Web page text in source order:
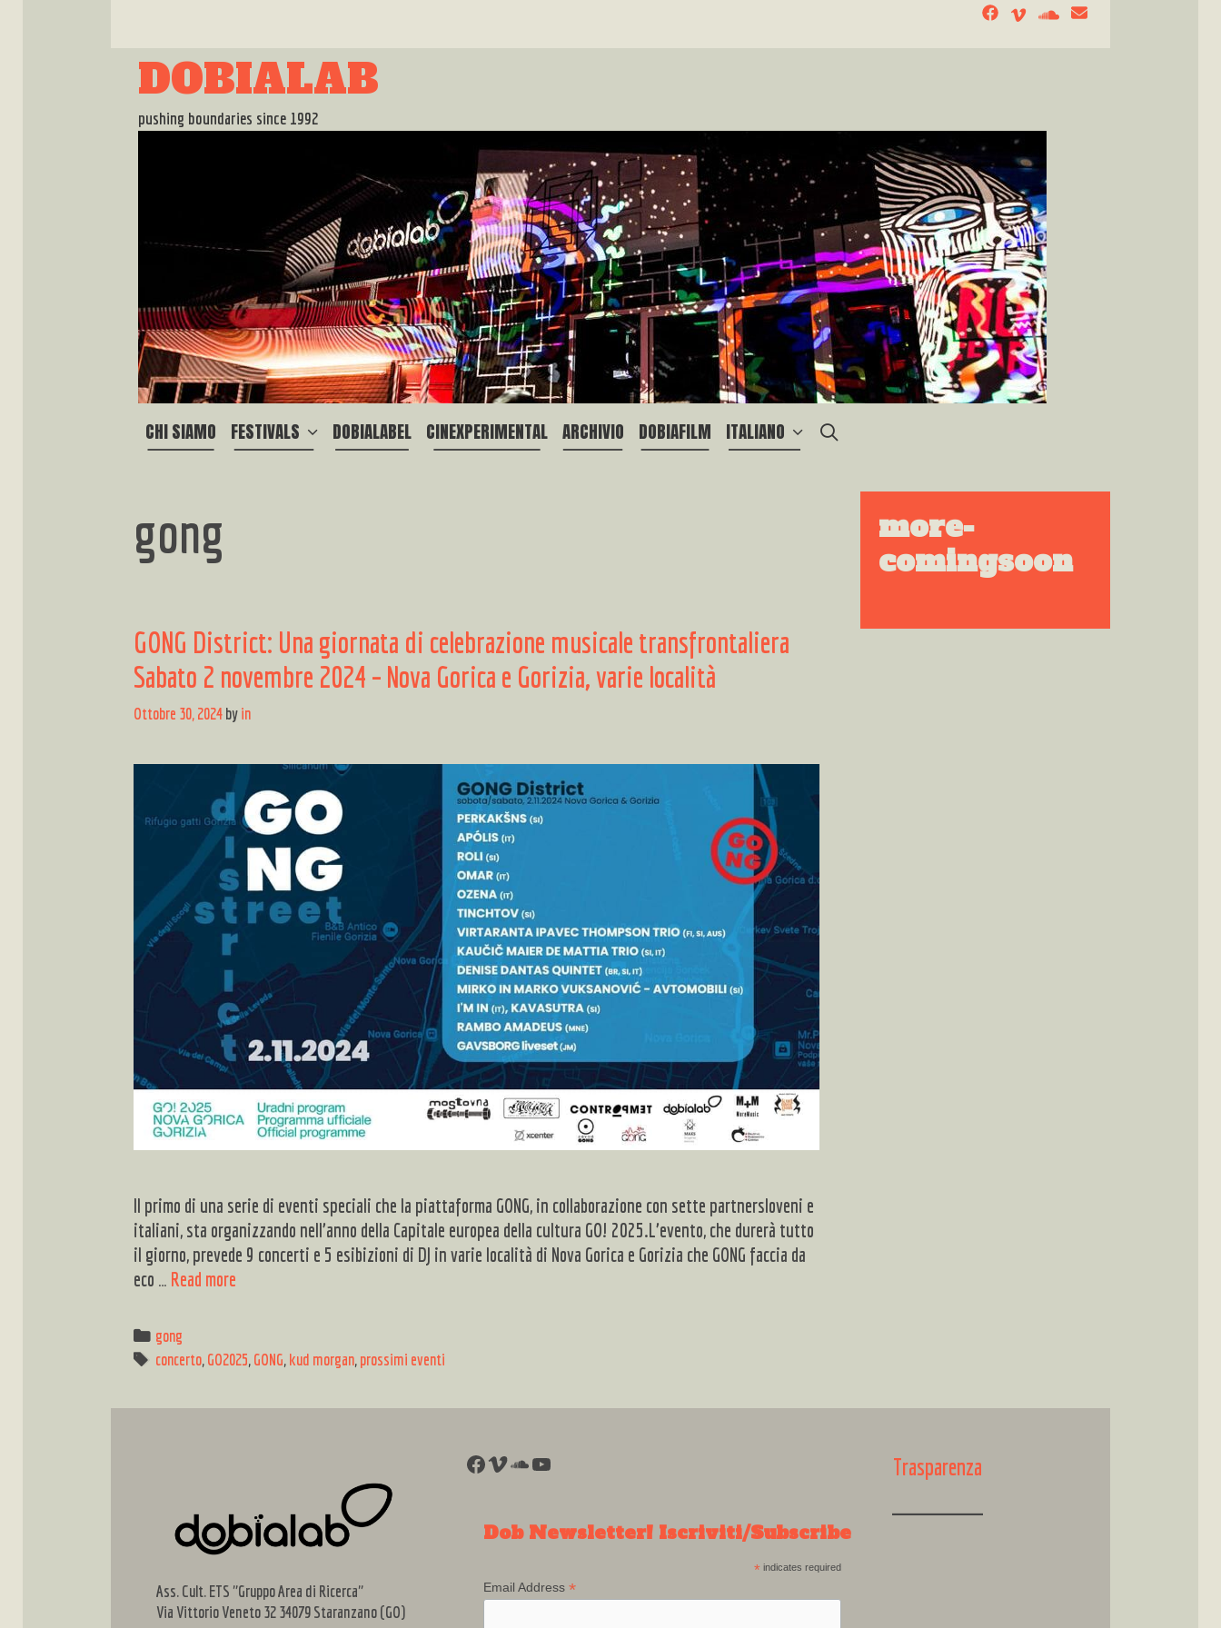
DOBIALAB
pushing boundaries since 1992
CHI SIAMO FESTIVALS DOBIALABEL CINEXPERIMENTAL ARCHIVIO DOBIAFILM ITALIANO
gong
GONG District: Una giornata di celebrazione musicale transfrontaliera
Sabato 2 novembre 2024 – Nova Gorica e Gorizia, varie località
Ottobre 30, 2024byin
Il primo di una serie di eventi speciali che la piattaforma GONG, in collaborazione con sette partnersloveni e
italiani, sta organizzando nell’anno della Capitale europea della cultura GO! 2025.L’evento, che durerà tutto
il giorno, prevede 9 concerti e 5 esibizioni di DJ in varie località di Nova Gorica e Gorizia che GONG faccia da
eco … Read more
giornata
novembre
2024
Nova
Gorica
Categories
gong
Tags
concerto,GO2025,GONG,kud morgan,prossimi eventi
more-
comingsoon
Ass. Cult. ETS "Gruppo Area di Ricerca"
Via Vittorio Veneto 32 34079 Staranzano (GO)
Facebook
VimeoSoundCloud
YouTube
Dob Newsletter! Iscriviti/Subscribe
* indicates required
Email Address *
Trasparenza